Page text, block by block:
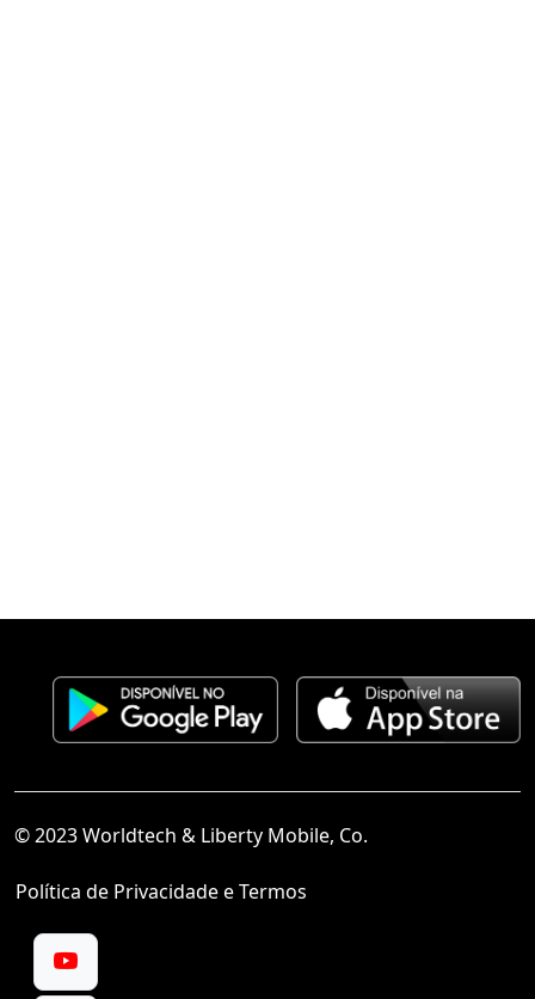
© 2023 Worldtech & Liberty Mobile, Co.
Política de Privacidade e Termos